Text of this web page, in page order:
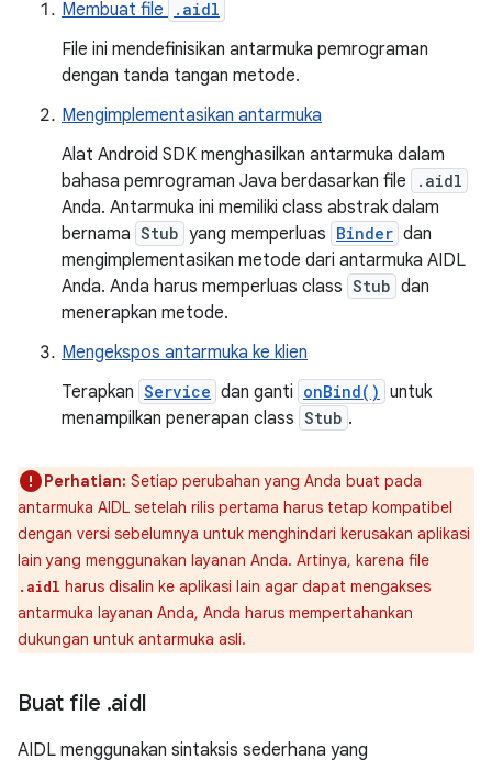
Membuat file
.aidl
File ini mendefinisikan antarmuka pemrograman
dengan tanda tangan metode.
Mengimplementasikan antarmuka
Alat Android SDK menghasilkan antarmuka dalam
bahasa pemrograman Java berdasarkan file
.aidl
Anda. Antarmuka ini memiliki class abstrak dalam
bernama Stub yang memperluas Binder dan
mengimplementasikan metode dari antarmuka AIDL
Anda. Anda harus memperluas class Stub dan
menerapkan metode.
Mengekspos antarmuka ke klien
Terapkan Service dan ganti onBind() untuk
menampilkan penerapan class Stub .
Perhatian: Setiap perubahan yang Anda buat pada
antarmuka AIDL setelah rilis pertama harus tetap kompatibel
dengan versi sebelumnya untuk menghindari kerusakan aplikasi
lain yang menggunakan layanan Anda. Artinya, karena file
.aidl harus disalin ke aplikasi lain agar dapat mengakses
antarmuka layanan Anda, Anda harus mempertahankan
dukungan untuk antarmuka asli.
Buat file .aidl
AIDL menggunakan sintaksis sederhana yang